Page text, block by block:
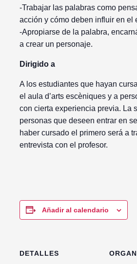
-Trabajar las palabras como
acción y cómo deben influir en el
-Apropiarse de la palabra,
a crear un personaje.
Dirigido a
A los estudiantes que hayan
el aula d’arts escèniques y a
con cierta experiencia previa. La
personas que deseen entrar en
haber cursado el primero será a
entrevista con el profesor.
Añadir al calendario
DETALLES